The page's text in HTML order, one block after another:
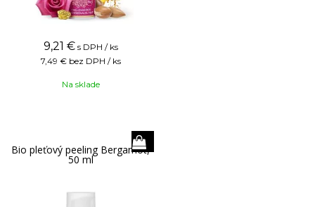
9,21 € s DPH / ks
7,49 € bez DPH / ks
Na sklade
Bio pleťový peeling Bergamot,
50 ml